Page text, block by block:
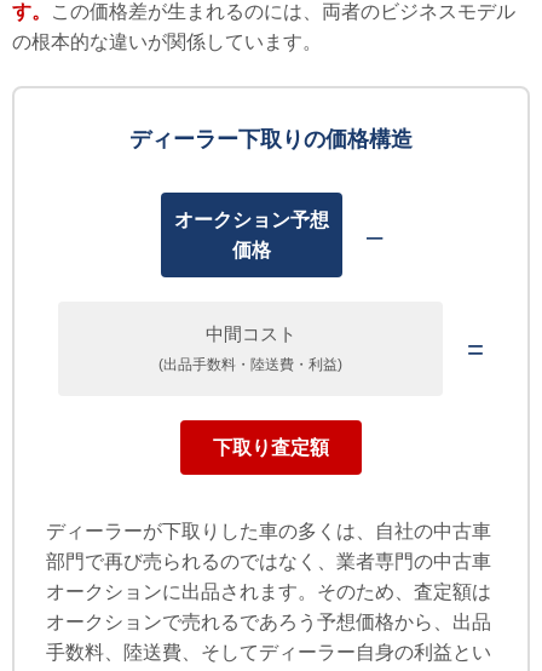
す。
この価格差が生まれるのには、両者のビジネスモデル
の根本的な違いが関係しています。
ディーラー下取りの価格構造
オークション予想
価格
–
中間コスト
(出品手数料・陸送費・利益) =
下取り査定額
ディーラーが下取りした車の多くは、自社の中古車
部門で再び売られるのではなく、業者専門の中古車
オークションに出品されます。そのため、査定額は
オークションで売れるであろう予想価格から、出品
手数料、陸送費、そしてディーラー自身の利益とい